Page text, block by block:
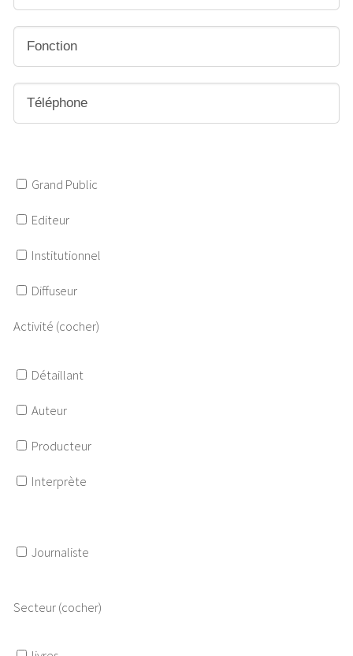
Grand Public
Editeur
Institutionnel
Diffuseur
Activité (cocher)
Détaillant
Auteur
Producteur
Interprète
Journaliste
Secteur (cocher)